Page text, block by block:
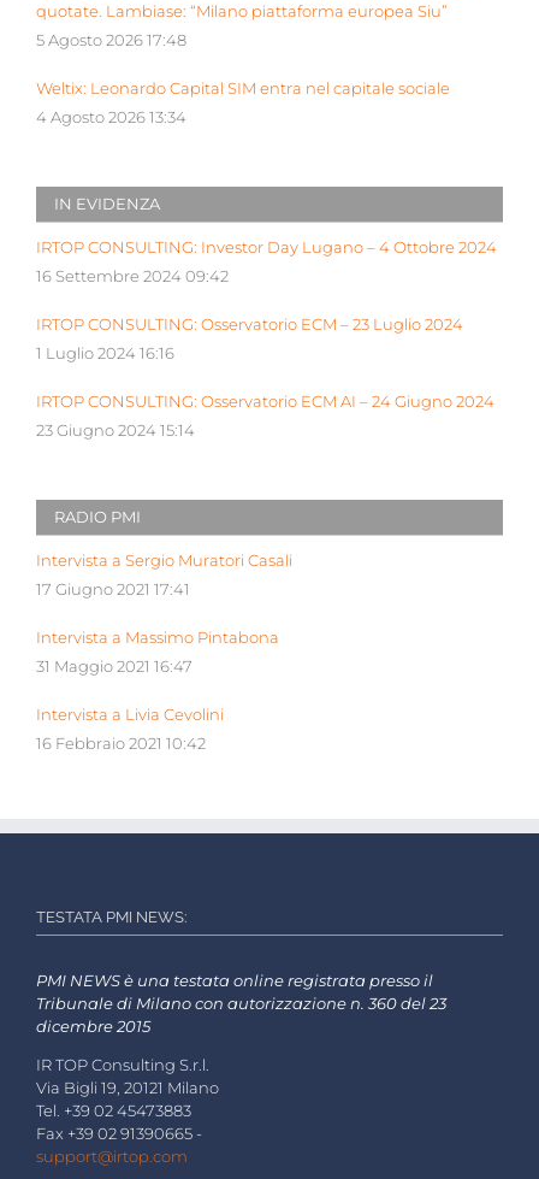
quotate. Lambiase: “Milano piattaforma europea Siu”
5 Agosto 2026 17:48
Weltix: Leonardo Capital SIM entra nel capitale sociale
4 Agosto 2026 13:34
IN EVIDENZA
IRTOP CONSULTING: Investor Day Lugano – 4 Ottobre 2024
16 Settembre 2024 09:42
IRTOP CONSULTING: Osservatorio ECM – 23 Luglio 2024
1 Luglio 2024 16:16
IRTOP CONSULTING: Osservatorio ECM AI – 24 Giugno 2024
23 Giugno 2024 15:14
RADIO PMI
Intervista a Sergio Muratori Casali
17 Giugno 2021 17:41
Intervista a Massimo Pintabona
31 Maggio 2021 16:47
Intervista a Livia Cevolini
16 Febbraio 2021 10:42
TESTATA PMI NEWS:
PMI NEWS è una testata online registrata presso il
Tribunale di Milano con autorizzazione n. 360 del 23
dicembre 2015
IR TOP Consulting S.r.l.
Via Bigli 19, 20121 Milano
Tel. +39 02 45473883
Fax +39 02 91390665 -
support@irtop.com